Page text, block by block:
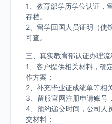
1、教育部学历学位认证，
存档。
2、留学回国人员证明（使
可查。
三、真实教育部认证办理流
1、客户提供相关材料，确
作方案；
2、补充毕业证成绩单等相
3、留服官网注册申请账号
4、预约递交时间，公司人
交材料；